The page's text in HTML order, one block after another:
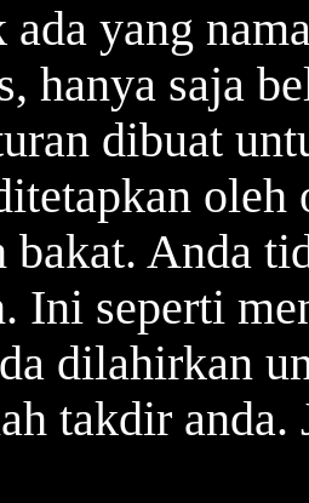
ada yang
hanya saja
dibuat
oleh
bakat. Anda
Ini seperti
dilahirkan
takdir anda.